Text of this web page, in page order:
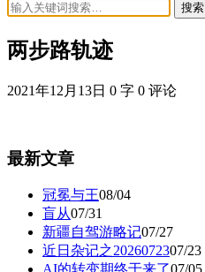
搜索
两步路轨迹
2021年12月13日 0 字 0 评论
最新文章
冠冕与王08/04
盲从07/31
新疆自驾游略记07/27
近日杂记之2026072307/23